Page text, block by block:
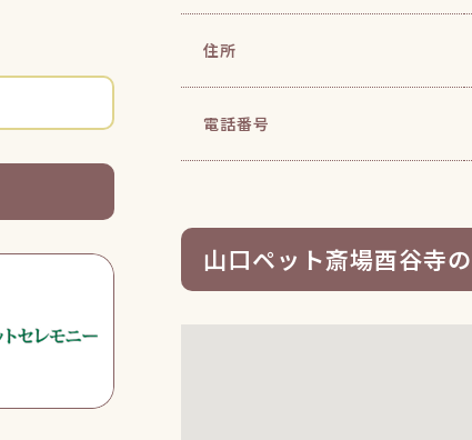
住所
電話番号
山口ペット斎場酉谷寺